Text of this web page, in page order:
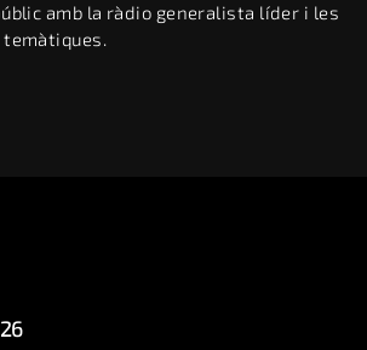
amb la ràdio generalista líder i les